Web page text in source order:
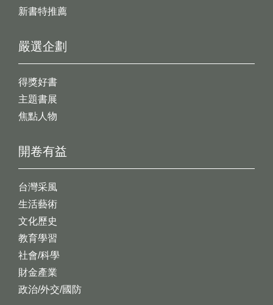
新書特推薦
開卷有益
台灣采風
生活藝術
文化歷史
教育學習
社會/科學
財金產業
政治/外交/國防
嚴選企劃
得獎好書
主題書展
焦點人物